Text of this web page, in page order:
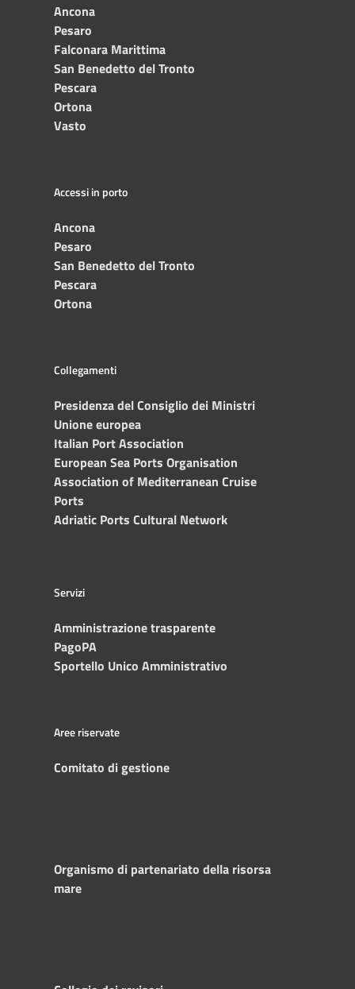
Ancona
Pesaro
Falconara Marittima
San Benedetto del Tronto
Pescara
Ortona
Vasto
Accessi in porto
Ancona
Pesaro
San Benedetto del Tronto
Pescara
Ortona
Collegamenti
Presidenza del Consiglio dei Ministri
Unione europea
Italian Port Association
European Sea Ports Organisation
Association of Mediterranean Cruise
Ports
Adriatic Ports Cultural Network
Servizi
Amministrazione trasparente
PagoPA
Sportello Unico Amministrativo
Aree riservate
Comitato di gestione
Organismo di partenariato della risorsa
mare